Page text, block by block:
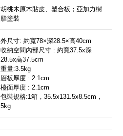
胡桃木原木貼皮、塑合板；亞加力樹
脂塗裝
外尺寸: 約寬78×深28.5×高40cm
收納空間內部尺寸 : 約寬37.5x深
28.5x高37.5cm
重量:3.5kg
層板厚度 : 2.1cm
檯面厚度 : 2.1cm
包裝規格:1箱，35.5x131.5x8.5cm，
5kg